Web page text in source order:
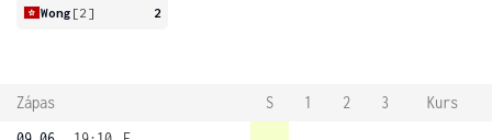
Wong [2] 2
Zápas S 1 2 3
Kurs